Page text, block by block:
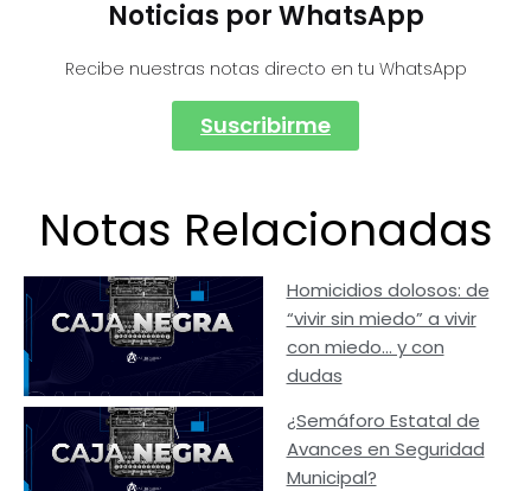
Noticias por WhatsApp
Recibe nuestras notas directo en tu WhatsApp
Suscribirme
Notas Relacionadas
Homicidios dolosos: de
“vivir sin miedo” a vivir
con miedo… y con
dudas
¿Semáforo Estatal de
Avances en Seguridad
Municipal?